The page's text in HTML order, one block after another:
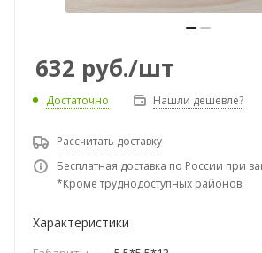
632 руб./шт
Достаточно Нашли дешевле?
Рассчитать доставку
Бесплатная доставка по России при
*Кроме труднодоступных районов
Характеристики